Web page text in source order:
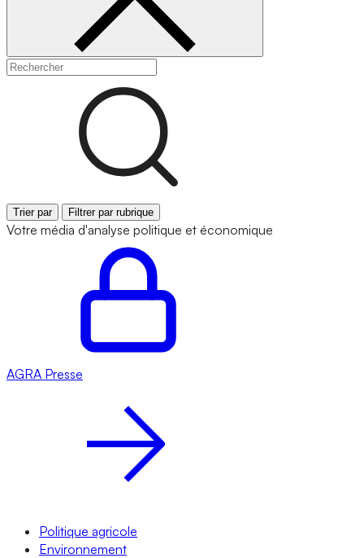
Trier par Filtrer par rubrique
Votre média d'analyse politique et économique
AGRA Presse
Politique agricole
Environnement